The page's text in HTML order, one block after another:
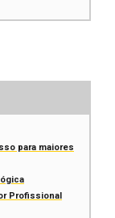
para maiores
Profissional